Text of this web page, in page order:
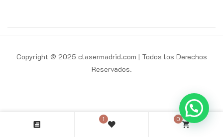
1 0
Copyright @ 2025 clasermadrid.com | Todos los Derechos
Reservados.